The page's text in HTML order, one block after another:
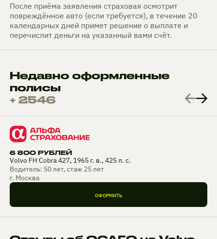
После приёма заявления страховая осмотрит
повреждённое авто (если требуется), в течение 20
календарных дней примет решение о выплате и
перечислит деньги на указанный вами счёт.
Недавно оформленные
полисы
+ 2546
6 800 РУБЛЕЙ
Volvo FH Cobra 427, 1965 г. в., 425 л. с.
Водитель: 50 лет, стаж 25 лет
г. Москва
ОФОРМИТЬ